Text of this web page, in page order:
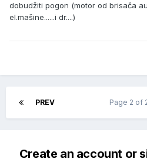
dobudžiti pogon (motor od brisača
el.mašine......i dr....)
PREV Page 2 of
Create an account or